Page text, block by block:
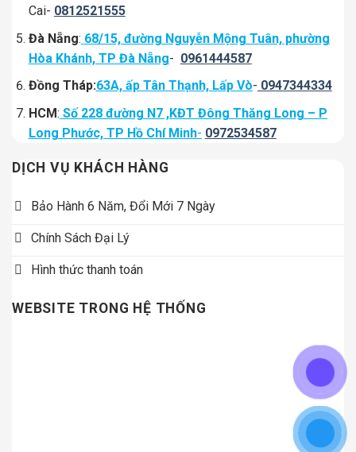
Cai- 0812521555
Đà Nẵng: 68/15, đường Nguyễn Mộng Tuân, phường
Hòa Khánh, TP Đà Nẵng- 0961444587
Đồng Tháp:63A, ấp Tân Thạnh, Lấp Vò- 0947344334
HCM: Số 228 đường N7 ,KĐT Đông Thăng Long – P
Long Phước, TP Hồ Chí Minh- 0972534587
DỊCH VỤ KHÁCH HÀNG
Bảo Hành 6 Năm, Đổi Mới 7 Ngày
Chính Sách Đại Lý
Hình thức thanh toán
WEBSITE TRONG HỆ THỐNG